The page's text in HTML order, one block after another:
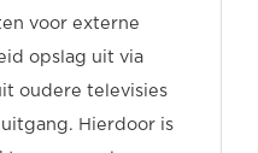
voor externe
opslag uit via
oudere televisies
Hierdoor is